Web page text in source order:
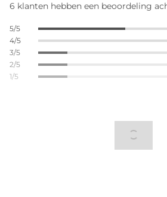
6 klanten hebben een beoordeling
5/5
4/5
3/5
2/5
1/5